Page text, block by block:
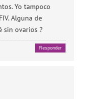
Yo tampoco
Alguna de
sin ovarios ?
Responder